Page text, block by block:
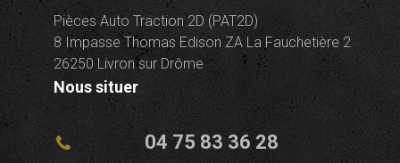
Pièces Auto Traction 2D (PAT2D)
8 Impasse Thomas Edison ZA La Fauchetière 2
26250 Livron sur Drôme
Nous situer
04 75 83 36 28